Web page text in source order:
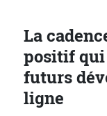
La
positif qui
futurs
ligne